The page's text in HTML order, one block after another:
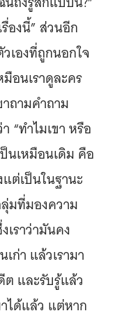
องนี้” ส่วนอีก
เองที่ถูกนอกใจ
อนเราดูละคร
ถามคำถาม
“ทำไมเขา หรือ
นเหมือนเดิม คือ
ต่เป็นในฐานะ
มที่มองความ
เราว่ามันคง
ก่า แล้วเรามา
และรับรู้แล้ว
ได้แล้ว แต่หาก